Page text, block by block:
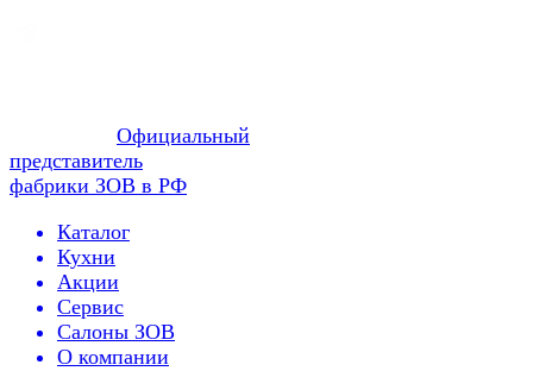
Официальный
представитель
фабрики ЗОВ в РФ
Каталог
Кухни
Акции
Сервис
Салоны ЗОВ
О компании